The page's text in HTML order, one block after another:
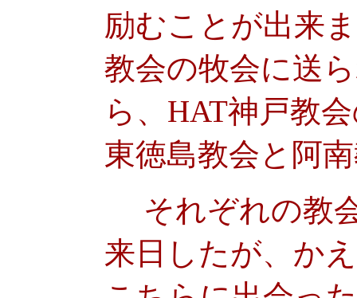
励むことが出来
教会の牧会に送
ら、HAT神戸教
東徳島教会と阿
それぞれの教
来日したが、か